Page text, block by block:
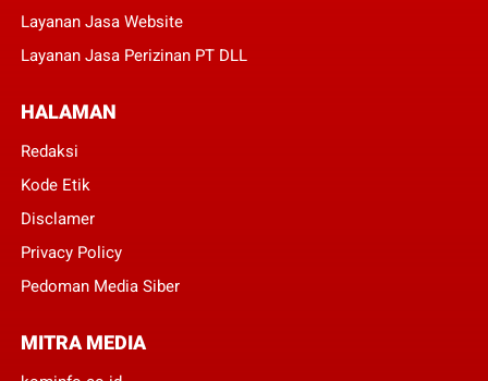
Layanan Jasa Website
Layanan Jasa Perizinan PT DLL
HALAMAN
Redaksi
Kode Etik
Disclamer
Privacy Policy
Pedoman Media Siber
MITRA MEDIA